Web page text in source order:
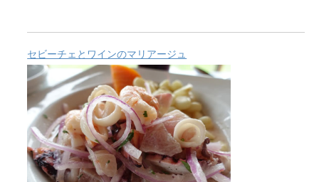
セビーチェとワインのマリアージュ